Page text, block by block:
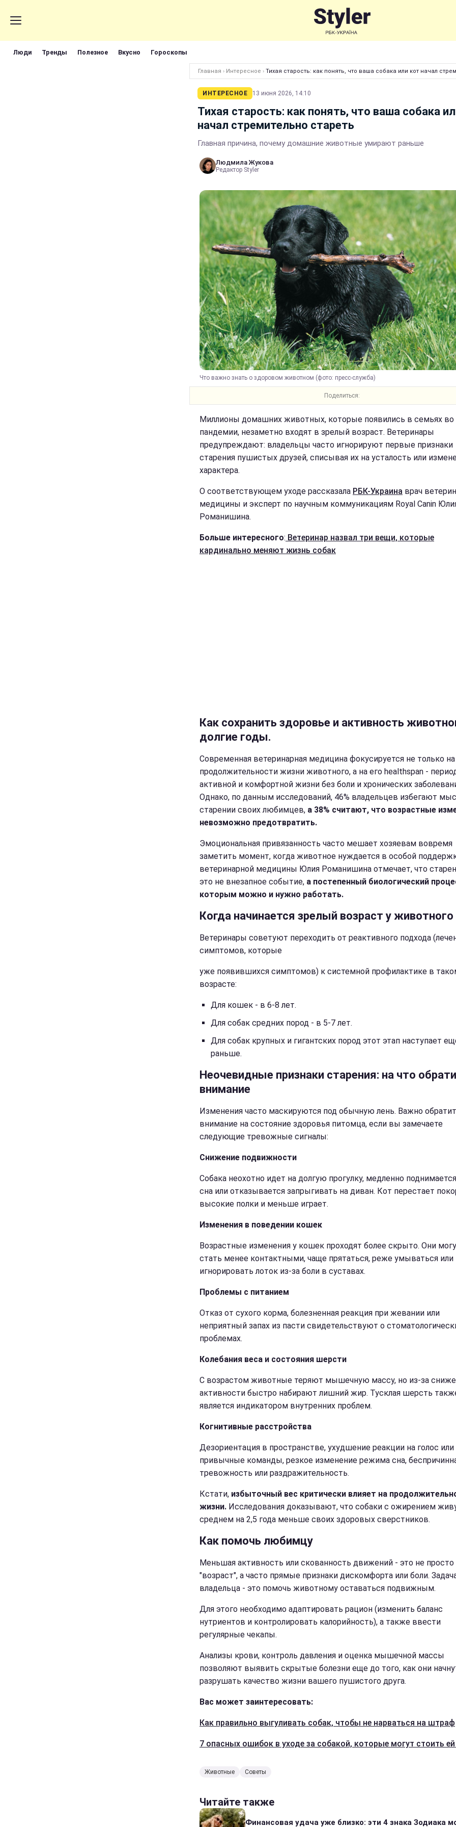
Люди Тренды Полезное Вкусно Гороскопы
Главная › Интересное › Тихая старость: как понять, что ваша собака или кот начал
ИНТЕРЕСНОЕ 13 июня 2026, 14:10
Тихая старость: как понять, что ваша собака
начал стремительно стареть
Главная причина, почему домашние животные умирают раньше
Людмила Жукова
Редактор Styler
Что важно знать о здоровом животном (фото: пресс-служба)
Поделиться:
Миллионы домашних животных, которые появились в семьях
пандемии, незаметно входят в зрелый возраст. Ветеринары
предупреждают: владельцы часто игнорируют первые признаки
старения пушистых друзей, списывая их на усталость или
характера.
О соответствующем уходе рассказала РБК-Украина врач
медицины и эксперт по научным коммуникациям Royal Canin
Романишина.
Больше интересного: Ветеринар назвал три вещи, которые
кардинально меняют жизнь собак
Как сохранить здоровье и активность
долгие годы.
Современная ветеринарная медицина фокусируется не только
продолжительности жизни животного, а на его healthspan -
активной и комфортной жизни без боли и хронических
Однако, по данным исследований, 46% владельцев избегают
старении своих любимцев, а 38% считают, что возрастные
невозможно предотвратить.
Эмоциональная привязанность часто мешает хозяевам вовремя
заметить момент, когда животное нуждается в особой
ветеринарной медицины Юлия Романишина отмечает, что
это не внезапное событие, а постепенный биологический
которым можно и нужно работать.
Когда начинается зрелый возраст у животного
Ветеринары советуют переходить от реактивного подхода
симптомов, которые
уже появившихся симптомов) к системной профилактике в
возрасте:
Для кошек - в 6-8 лет.
Для собак средних пород - в 5-7 лет.
Для собак крупных и гигантских пород этот этап наступает
раньше.
Неочевидные признаки старения: на что
внимание
Изменения часто маскируются под обычную лень. Важно
внимание на состояние здоровья питомца, если вы замечаете
следующие тревожные сигналы:
Снижение подвижности
Собака неохотно идет на долгую прогулку, медленно
сна или отказывается запрыгивать на диван. Кот перестает
высокие полки и меньше играет.
Изменения в поведении кошек
Возрастные изменения у кошек проходят более скрыто. Они
стать менее контактными, чаще прятаться, реже умываться или
игнорировать лоток из-за боли в суставах.
Проблемы с питанием
Отказ от сухого корма, болезненная реакция при жевании или
неприятный запах из пасти свидетельствуют о
проблемах.
Колебания веса и состояния шерсти
С возрастом животные теряют мышечную массу, но из-за
активности быстро набирают лишний жир. Тусклая шерсть
является индикатором внутренних проблем.
Когнитивные расстройства
Дезориентация в пространстве, ухудшение реакции на голос или
привычные команды, резкое изменение режима сна,
тревожность или раздражительность.
Кстати, избыточный вес критически влияет на
жизни. Исследования доказывают, что собаки с ожирением
среднем на 2,5 года меньше своих здоровых сверстников.
Как помочь любимцу
Меньшая активность или скованность движений - это не просто
"возраст", а часто прямые признаки дискомфорта или боли.
владельца - это помочь животному оставаться подвижным.
Для этого необходимо адаптировать рацион (изменить баланс
нутриентов и контролировать калорийность), а также ввести
регулярные чекапы.
Анализы крови, контроль давления и оценка мышечной массы
позволяют выявить скрытые болезни еще до того, как они
разрушать качество жизни вашего пушистого друга.
Вас может заинтересовать:
Как правильно выгуливать собак, чтобы не нарваться на штраф
7 опасных ошибок в уходе за собакой, которые могут стоить
Животные Советы
Читайте также
Финансовая удача уже близко: эти 4 знака Зодиака